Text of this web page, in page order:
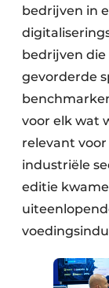
bedrijven in
bedrijven
gevorderde
voor elk wat
relevant
industriële
editie